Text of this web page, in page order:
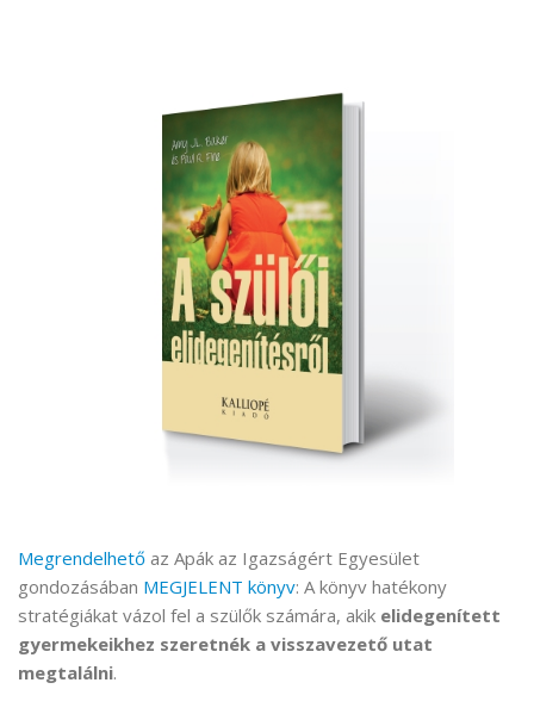
Megrendelhető az Apák az Igazságért Egyesület
gondozásában MEGJELENT könyv: A könyv hatékony
stratégiákat vázol fel a szülők számára, akik elidegenített
gyermekeikhez szeretnék a visszavezető utat
megtalálni.